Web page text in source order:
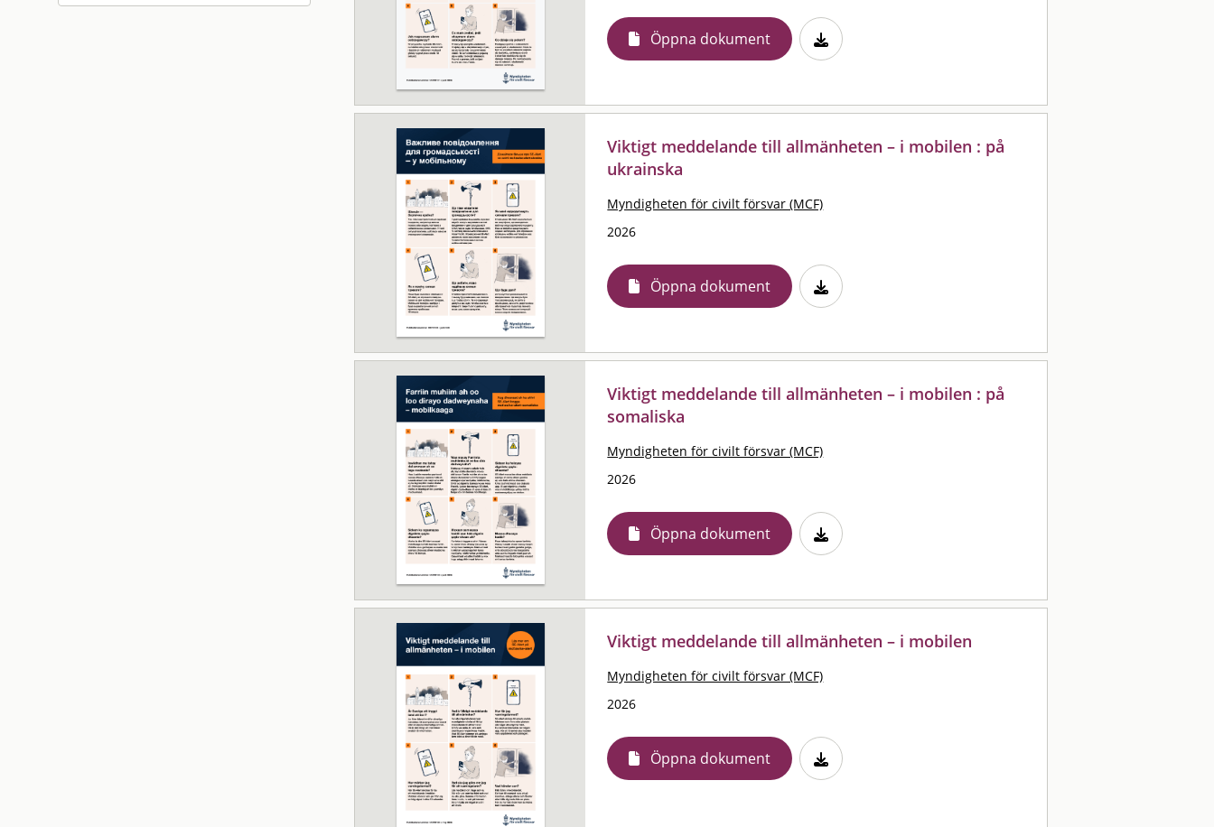
Öppna dokument
Viktigt meddelande till allmänheten – i mobilen : på
ukrainska
Myndigheten för civilt försvar (MCF)
2026
Öppna dokument
Viktigt meddelande till allmänheten – i mobilen : på
somaliska
Myndigheten för civilt försvar (MCF)
2026
Öppna dokument
Viktigt meddelande till allmänheten – i mobilen
Myndigheten för civilt försvar (MCF)
2026
Öppna dokument